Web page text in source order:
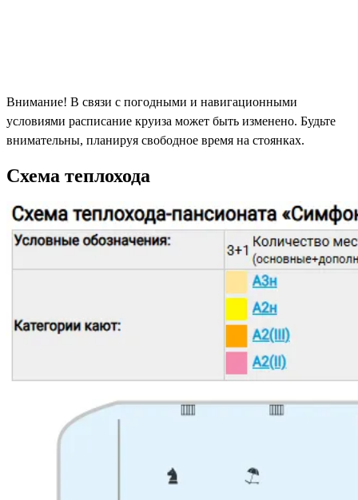
Внимание! В связи с погодными и навигационными
условиями расписание круиза может быть изменено. Будьте
внимательны, планируя свободное время на стоянках.
Схема теплохода